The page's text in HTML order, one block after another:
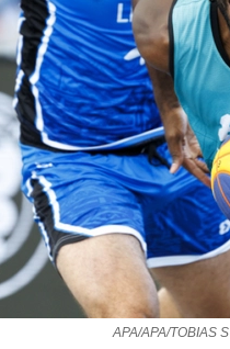
APA/APA/TOBIAS